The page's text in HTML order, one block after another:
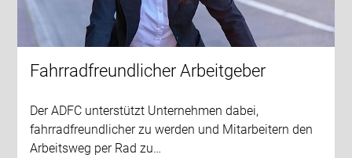
Fahrradfreundlicher Arbeitgeber
Der ADFC unterstützt Unternehmen dabei,
fahrradfreundlicher zu werden und Mitarbeitern den
Arbeitsweg per Rad zu…